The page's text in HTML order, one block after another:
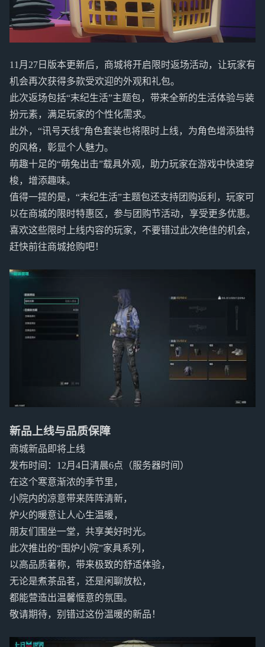
11月27日版本更新后，商城将开启限时返场活动，让玩家有
机会再次获得多款受欢迎的外观和礼包。
此次返场包括“末纪生活”主题包，带来全新的生活体验与装
扮元素，满足玩家的个性化需求。
此外，“讯号天线”角色套装也将限时上线，为角色增添独特
的风格，彰显个人魅力。
萌趣十足的“萌兔出击”载具外观，助力玩家在游戏中快速穿
梭，增添趣味。
值得一提的是，“末纪生活”主题包还支持团购返利，玩家可
以在商城的限时特惠区，参与团购节活动，享受更多优惠。
喜欢这些限时上线内容的玩家，不要错过此次绝佳的机会，
赶快前往商城抢购吧！
新品上线与品质保障
商城新品即将上线
发布时间：12月4日清晨6点（服务器时间）
在这个寒意渐浓的季节里，
小院内的凉意带来阵阵清新，
炉火的暖意让人心生温暖，
朋友们围坐一堂，共享美好时光。
此次推出的“围炉小院”家具系列，
以高品质著称，带来极致的舒适体验，
无论是煮茶品茗，还是闲聊放松，
都能营造出温馨惬意的氛围。
敬请期待，别错过这份温暖的新品！